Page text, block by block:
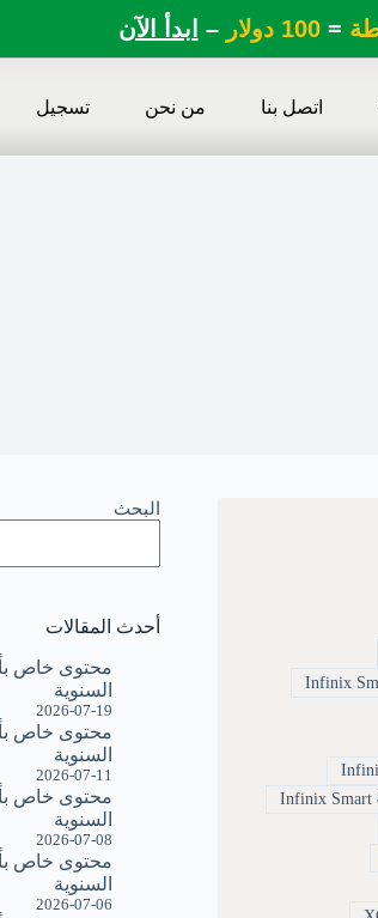
=100 دولار – ابدأ الآن
اتصل بنا من نحن تسجيل
البحث
أحدث المقالات
محتوى خاص
السنوية
2026-07-19
محتوى خاص
السنوية
2026-07-11
محتوى خاص
السنوية
2026-07-08
محتوى خاص
السنوية
2026-07-06